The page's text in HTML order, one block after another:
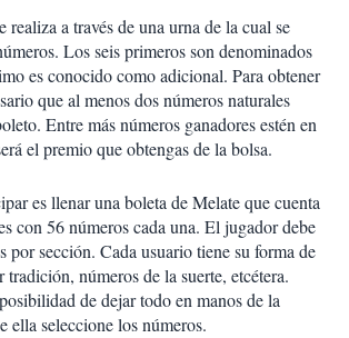
realiza a través de una urna de la cual se
Los seis primeros son denominados
es conocido como adicional. Para obtener
que al menos dos números naturales
Entre más números ganadores estén en
el premio que obtengas de la bolsa.
es llenar una boleta de Melate que cuenta
con 56 números cada una. El jugador debe
por sección. Cada usuario tiene su forma de
tradición, números de la suerte, etcétera.
de dejar todo en manos de la
ella seleccione los números.